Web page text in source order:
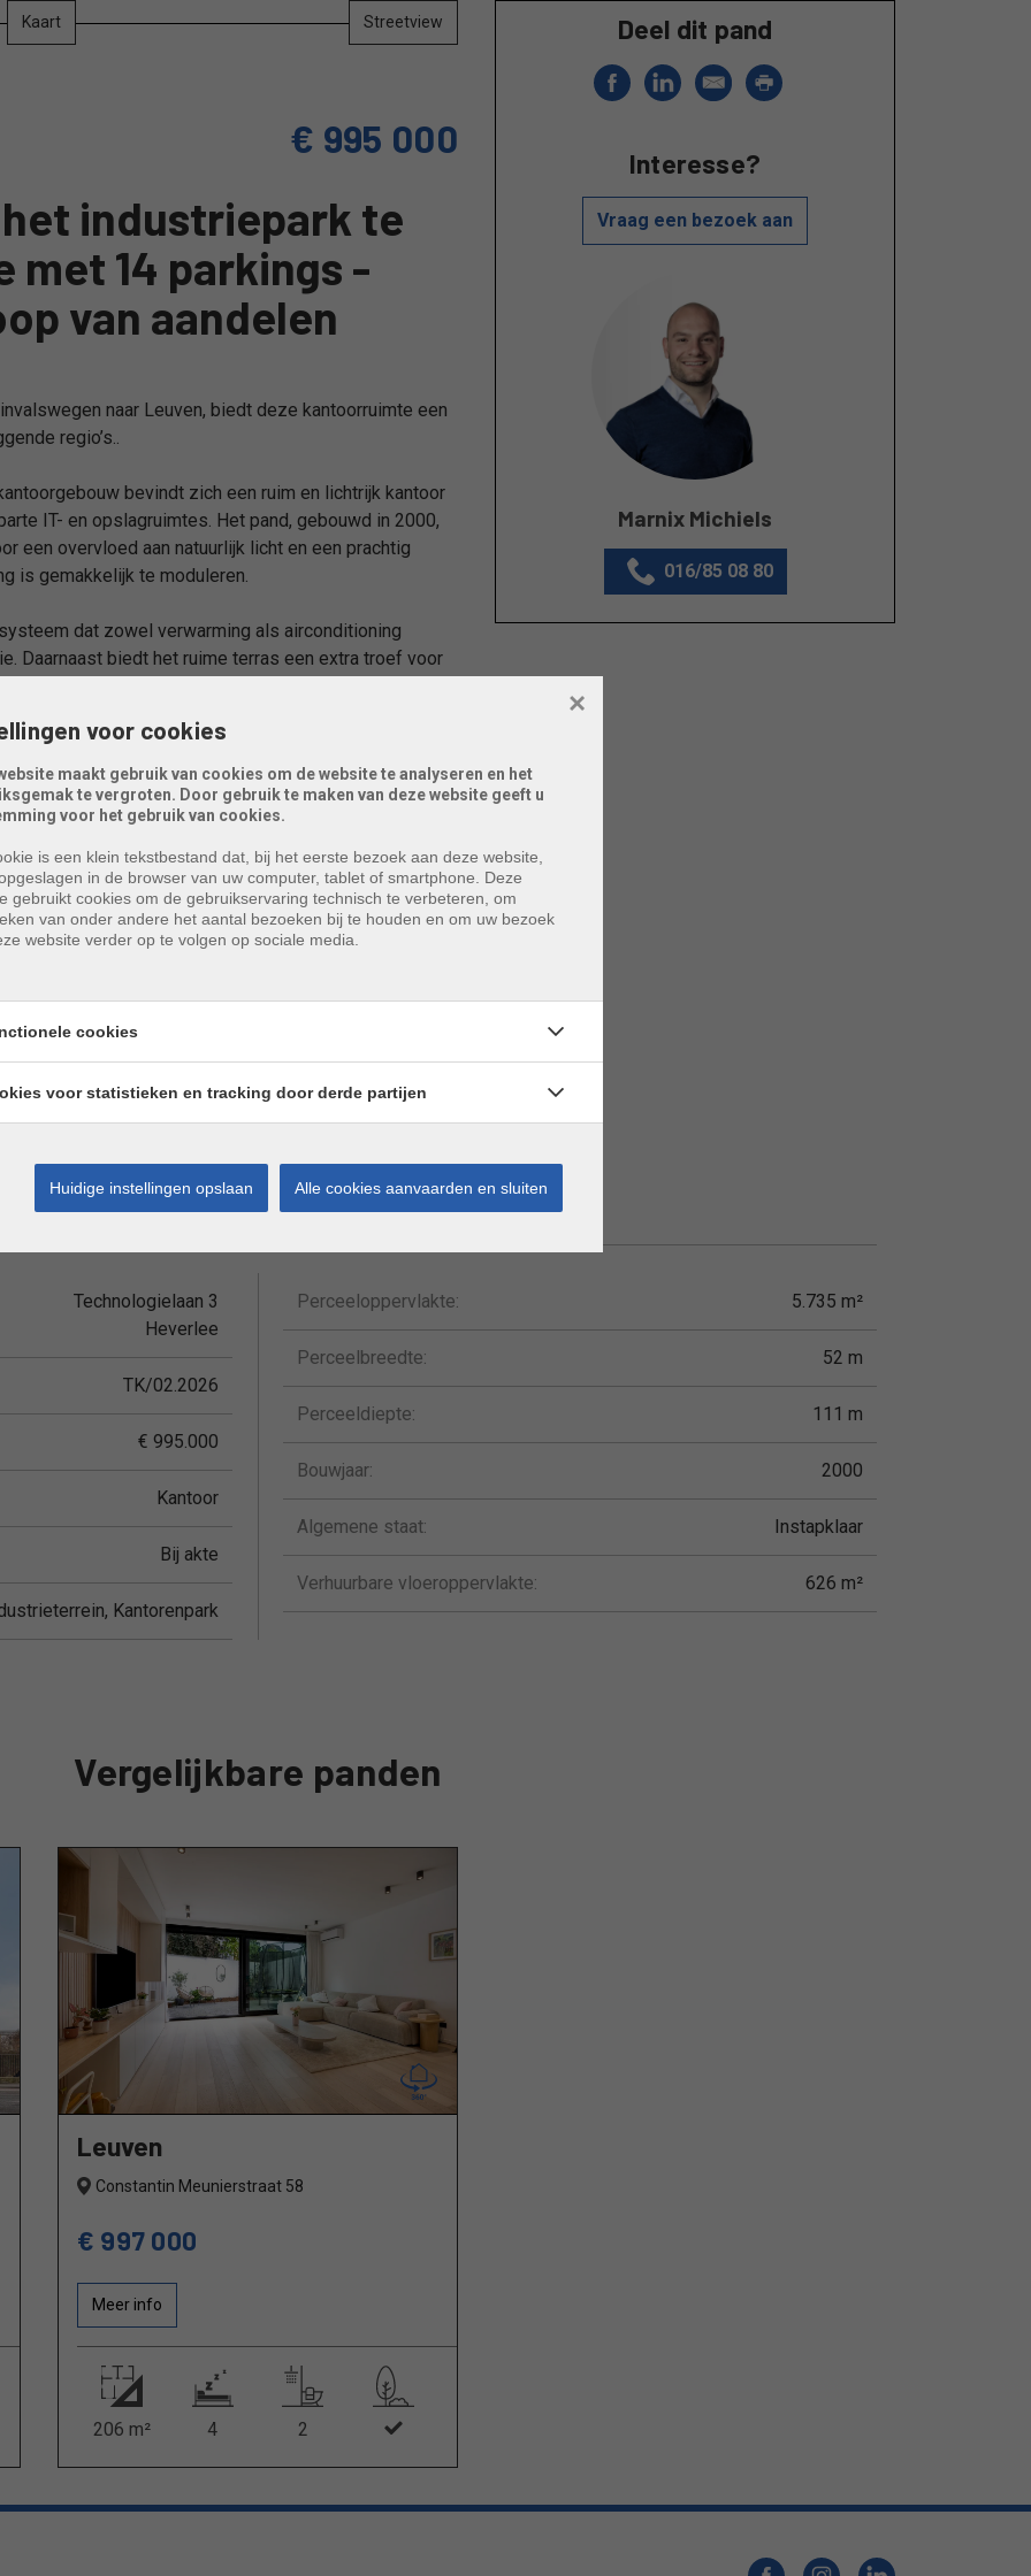
industriepark te
met 14 parkings -
van aandelen
€ 995 000
Kaart Streetview
naar Leuven, biedt deze kantoorruimte een
regio’s..
bevindt zich een ruim en lichtrijk kantoor
IT- en opslagruimtes. Het pand, gebouwd in 2000,
een overvloed aan natuurlijk licht en een prachtig
is gemakkelijk te moduleren.
dat zowel verwarming als airconditioning
Daarnaast biedt het ruime terras een extra troef voor
in volle eigendom die mee verkocht worden
beschikbaar zijn die gedeeld
De laatste huuropbrengst was een maandelijkse
in de industriezone van Leuven
informatie of een bezichtiging.
Deel dit pand
Interesse?
Vraag een bezoek aan
Marnix Michiels
016/85 08 80
Technologielaan 3
Heverlee
TK/02.2026
€ 995.000
Kantoor
Bij akte
Kantorenpark
Perceeloppervlakte: 5.735 m²
Perceelbreedte: 52 m
Perceeldiepte: 111 m
Bouwjaar: 2000
Algemene staat: Instapklaar
Verhuurbare vloeroppervlakte: 626 m²
Vergelijkbare panden
Leuven
Constantin Meunierstraat 58
€ 997 000
Meer info
206 m² 4 2
voor cookies
maakt gebruik van cookies om de website te analyseren en het
te vergroten. Door gebruik te maken van deze website geeft u
voor het gebruik van cookies.
is een klein tekstbestand dat, bij het eerste bezoek aan deze website,
in de browser van uw computer, tablet of smartphone. Deze
gebruikt cookies om de gebruikservaring technisch te verbeteren, om
van onder andere het aantal bezoeken bij te houden en om uw bezoek
website verder op te volgen op sociale media.
×
cookies
voor statistieken en tracking door derde partijen
Huidige instellingen opslaan Alle cookies aanvaarden en sluiten